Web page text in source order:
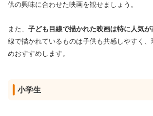
供の興味に合わせた映画を観せましょう。
また、 子ども目線で描かれた映画は特に人気が
線で描かれているものは子供も共感しやすく、
めおすすめします。
小学生